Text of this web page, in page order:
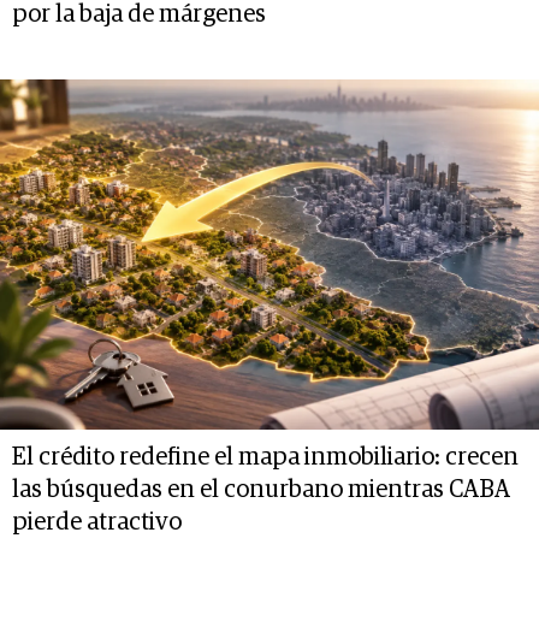
por la baja de márgenes
El crédito redefine el mapa inmobiliario: crecen
las búsquedas en el conurbano mientras CABA
pierde atractivo